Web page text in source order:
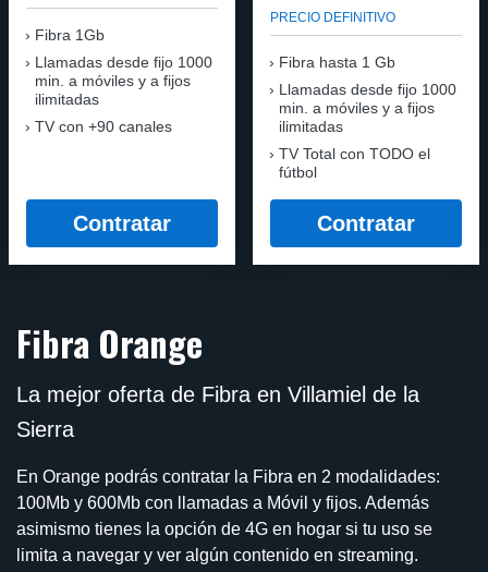
Fibra 1Gb
Llamadas desde fijo 1000
min. a móviles y a fijos
ilimitadas
TV con +90 canales
Contratar
PRECIO DEFINITIVO
Fibra hasta 1 Gb
Llamadas desde fijo 1000
min. a móviles y a fijos
ilimitadas
TV Total con TODO el
fútbol
Contratar
Fibra Orange
La mejor oferta de Fibra en Villamiel de la
Sierra
En Orange podrás contratar la Fibra en 2 modalidades:
100Mb y 600Mb con llamadas a Móvil y fijos. Además
asimismo tienes la opción de 4G en hogar si tu uso se
limita a navegar y ver algún contenido en streaming.